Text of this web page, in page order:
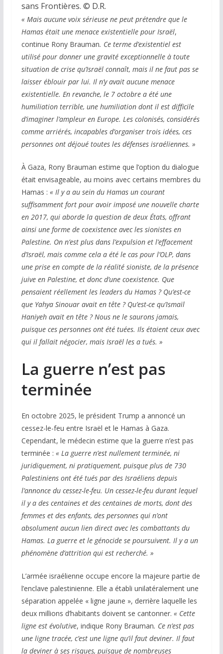
sans Frontières. © D.R.
« Mais aucune voix sérieuse ne peut prétendre que le
Hamas était une menace existentielle pour Israël,
continue Rony Brauman. Ce terme d’existentiel est
utilisé pour donner une gravité exceptionnelle à toute
situation de crise qu’Israël connaît, mais il ne faut pas se
laisser éblouir par lui. Il n’y avait aucune menace
existentielle. En revanche, le 7 octobre a été une
humiliation terrible, une humiliation dont il est difficile
d’imaginer l’ampleur en Europe. Les colonisés, considérés
comme arriérés, incapables d’organiser trois idées, ces
personnes ont déjoué toutes les défenses israéliennes. »
À Gaza, Rony Brauman estime que l’option du dialogue
était envisageable, au moins avec certains membres du
Hamas : « Il y a au sein du Hamas un courant
suffisamment fort pour avoir imposé une nouvelle charte
en 2017, qui aborde la question de deux États, offrant
ainsi une forme de coexistence avec les sionistes en
Palestine. On n’est plus dans l’expulsion et l’effacement
d’Israël, mais comme cela a été le cas pour l’OLP, dans
une prise en compte de la réalité sioniste, de la présence
juive en Palestine, et donc d’une coexistence. Que
pensaient réellement les leaders du Hamas ? Qu’est-ce
que Yahya Sinouar avait en tête ? Qu’est-ce qu’Ismaïl
Haniyeh avait en tête ? Nous ne le saurons jamais,
puisque ces personnes ont été tuées. Ils étaient ceux avec
qui il fallait négocier, mais Israël les a tués. »
La guerre n’est pas
terminée
En octobre 2025, le président Trump a annoncé un
cessez-le-feu entre Israël et le Hamas à Gaza.
Cependant, le médecin estime que la guerre n’est pas
terminée : « La guerre n’est nullement terminée, ni
juridiquement, ni pratiquement, puisque plus de 730
Palestiniens ont été tués par des Israéliens depuis
l’annonce du cessez-le-feu. Un cessez-le-feu durant lequel
il y a des centaines et des centaines de morts, dont des
femmes et des enfants, des personnes qui n’ont
absolument aucun lien direct avec les combattants du
Hamas. La guerre et le génocide se poursuivent. Il y a un
phénomène d’attrition qui est recherché. »
L’armée israélienne occupe encore la majeure partie de
l’enclave palestinienne. Elle a établi unilatéralement une
séparation appelée « ligne jaune », derrière laquelle les
deux millions d’habitants doivent se cantonner. « Cette
ligne est évolutive, indique Rony Brauman. Ce n’est pas
une ligne tracée, c’est une ligne qu’il faut deviner. Il faut
la deviner à ses risques, puisque de nombreuses